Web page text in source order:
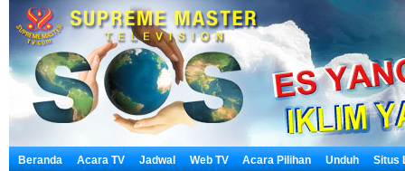
Beranda Acara TV Jadwal Web TV Acara Pilihan Unduh Situs